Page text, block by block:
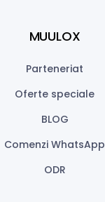
MUULOX
Parteneriat
Oferte speciale
BLOG
Comenzi WhatsApp
ODR